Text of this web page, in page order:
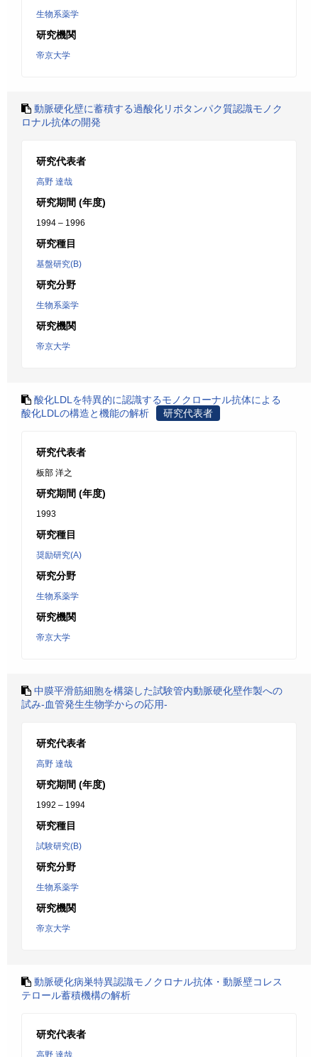
生物系薬学
研究機関
帝京大学
動脈硬化壁に蓄積する過酸化リポタンパク質認識モノク
ロナル抗体の開発
研究代表者
高野 達哉
研究期間 (年度)
1994 – 1996
研究種目
基盤研究(B)
研究分野
生物系薬学
研究機関
帝京大学
酸化LDLを特異的に認識するモノクローナル抗体による
酸化LDLの構造と機能の解析
研究代表者
研究代表者
板部 洋之
研究期間 (年度)
1993
研究種目
奨励研究(A)
研究分野
生物系薬学
研究機関
帝京大学
中膜平滑筋細胞を構築した試験管内動脈硬化壁作製への
試み-血管発生生物学からの応用-
研究代表者
高野 達哉
研究期間 (年度)
1992 – 1994
研究種目
試験研究(B)
研究分野
生物系薬学
研究機関
帝京大学
動脈硬化病巣特異認識モノクロナル抗体・動脈壁コレス
テロール蓄積機構の解析
研究代表者
高野 達哉